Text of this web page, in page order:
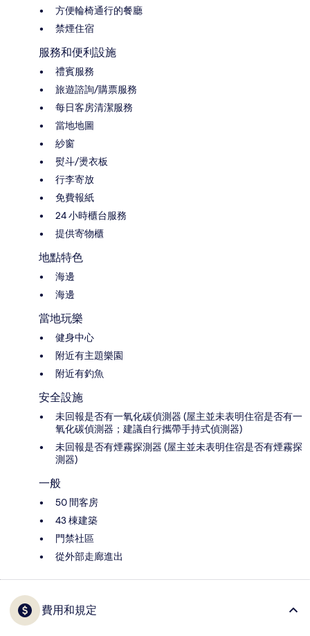
方便輪椅通行的餐廳
禁煙住宿
服務和便利設施
禮賓服務
旅遊諮詢/購票服務
每日客房清潔服務
當地地圖
紗窗
熨斗/燙衣板
行李寄放
免費報紙
24 小時櫃台服務
提供寄物櫃
地點特色
海邊
海邊
當地玩樂
健身中心
附近有主題樂園
附近有釣魚
安全設施
未回報是否有一氧化碳偵測器 (屋主並未表明住宿是否有一
氧化碳偵測器；建議自行攜帶手持式偵測器)
未回報是否有煙霧探測器 (屋主並未表明住宿是否有煙霧探
測器)
一般
50 間客房
43 棟建築
門禁社區
從外部走廊進出
費用和規定